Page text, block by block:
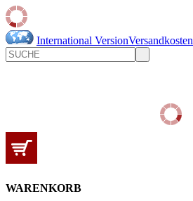
International VersionVersandkosten
WARENKORB